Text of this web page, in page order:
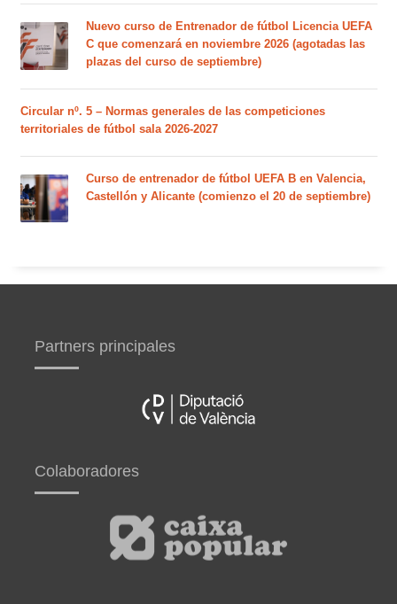
Nuevo curso de Entrenador de fútbol Licencia UEFA
C que comenzará en noviembre 2026 (agotadas las
plazas del curso de septiembre)
Circular nº. 5 – Normas generales de las competiciones
territoriales de fútbol sala 2026-2027
Curso de entrenador de fútbol UEFA B en Valencia,
Castellón y Alicante (comienzo el 20 de septiembre)
Partners principales
Colaboradores